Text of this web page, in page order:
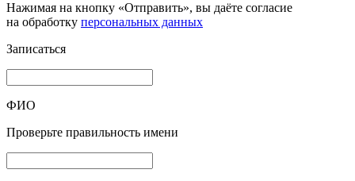
Нажимая на кнопку «Отправить», вы даёте согласие
на обработку персональных данных
Записаться
ФИО
Проверьте правильность имени